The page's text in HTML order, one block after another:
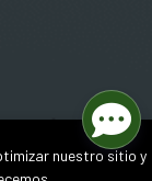
nuestro sitio y